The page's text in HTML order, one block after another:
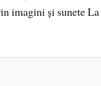
imagini și sunete